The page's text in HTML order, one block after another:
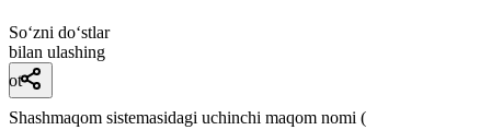
So‘zni do‘stlar
bilan ulashing
ot
Shashmaqom sistemasidagi uchinchi maqom nomi (